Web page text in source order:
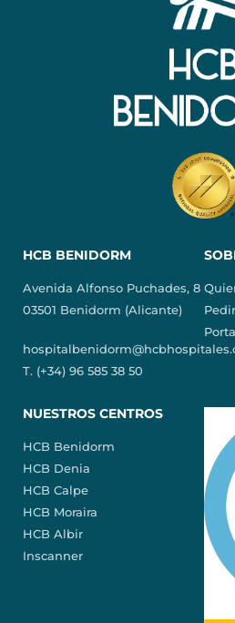
HCB BENIDORM
Avenida Alfonso Puchades, 8
03501 Benidorm (Alicante)
T. (+34) 96 585 38 50
NUESTROS CENTROS
HCB Benidorm
HCB Denia
HCB Calpe
HCB Moraira
HCB Albir
Inscanner